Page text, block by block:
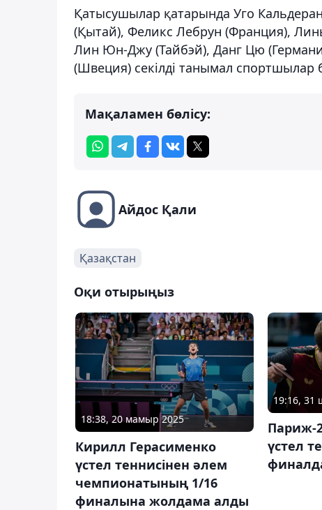
Қатысушылар қатарында Уго
(Қытай), Феликс Лебрун (Франция),
Лин Юн-Джу (Тайбэй), Данг Цю
(Швеция) секілді танымал спортшылар
Мақаламен бөлісу:
Айдос Қали
Қазақстан
Оқи отырыңыз
18:38, 20 мамыр 2025
Кирилл Герасименко
үстел теннисінен әлем
чемпионатының 1/16
финалына жолдама алды
19:16, 31
Париж-
үстел